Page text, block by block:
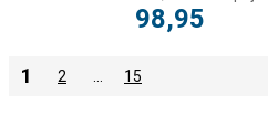
98,95
1 2 15